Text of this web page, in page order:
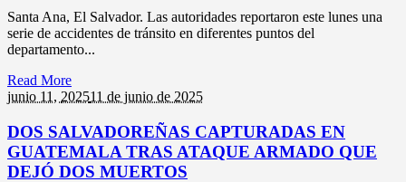
Santa Ana, El Salvador. Las autoridades reportaron este lunes una
serie de accidentes de tránsito en diferentes puntos del
departamento...
Read More
junio 11, 202511 de junio de 2025
DOS SALVADOREÑAS CAPTURADAS EN
GUATEMALA TRAS ATAQUE ARMADO QUE
DEJÓ DOS MUERTOS